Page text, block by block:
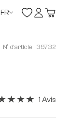
FR
N° d'article : 39732
1 Avis